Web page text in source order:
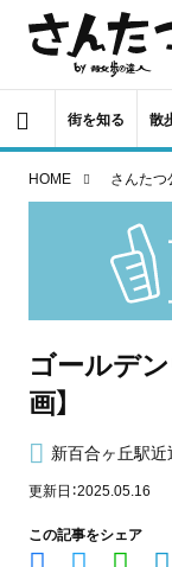
街を知る 散
HOME さんたつ
ゴールデ
画】
新百合ヶ丘駅近
更新日：2025.05.16
この記事をシェア